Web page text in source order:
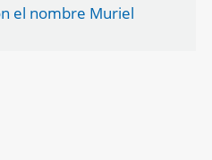
el nombre Muriel